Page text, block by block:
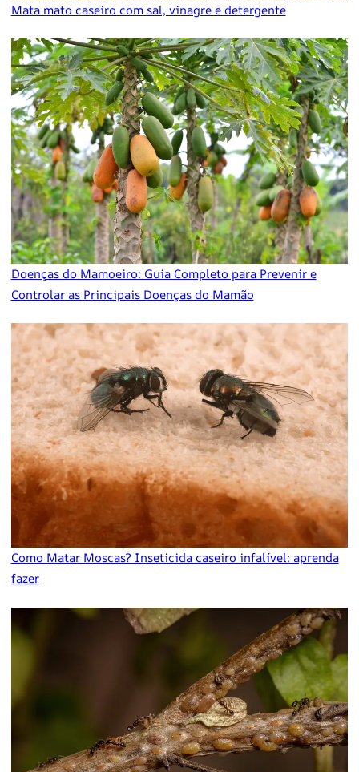
Mata mato caseiro com sal, vinagre e detergente
Doenças do Mamoeiro: Guia Completo para Prevenir e
Controlar as Principais Doenças do Mamão
Como Matar Moscas? Inseticida caseiro infalível: aprenda
fazer